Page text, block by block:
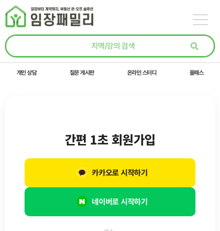
콘텐츠로
건너뛰기
개인 상담 질문 게시판 온라인 스터디 올패스
간편 1초 회원가입
네이버로 시작하기
카카오로 시작하기